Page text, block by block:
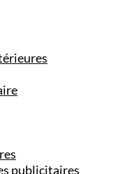
publicitaires